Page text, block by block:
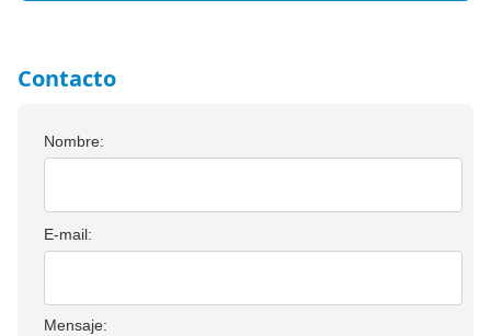
Contacto
Nombre:
E-mail:
Mensaje: